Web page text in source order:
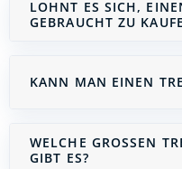
LOHNT ES SICH,
GEBRAUCHT ZU
KANN MAN EINEN
WELCHE GROSSEN
IBT ES?